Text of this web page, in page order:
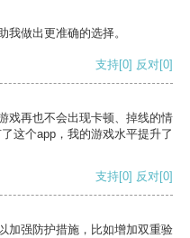
我做出更准确的选择。
支持[0] 反对[0]
戏再也不会出现卡顿、掉线的情
这个app，我的游戏水平提升了
支持[0] 反对[0]
加强防护措施，比如增加双重验